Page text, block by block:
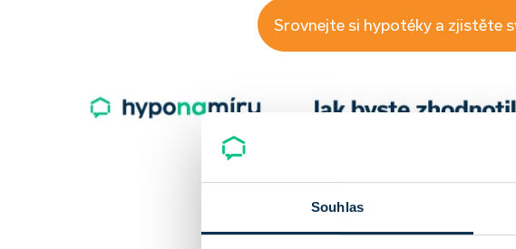
Souhlas
Srovnejte si hypotéky a zjistěte